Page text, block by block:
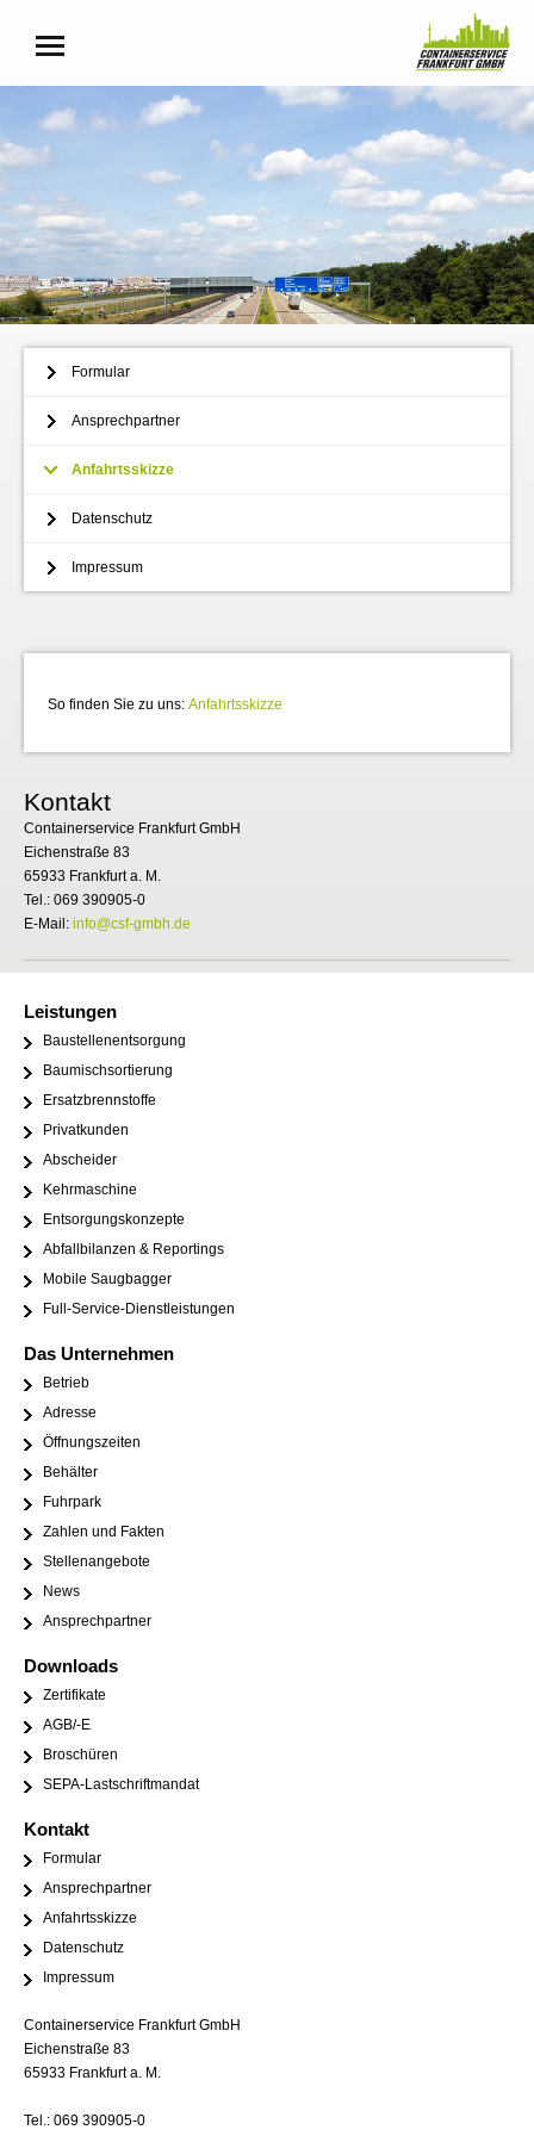
Formular
Ansprechpartner
Anfahrtsskizze
Datenschutz
Impressum
So finden Sie zu uns: Anfahrtsskizze
Kontakt
Containerservice Frankfurt GmbH
Eichenstraße 83
65933 Frankfurt a. M.
Tel.: 069 390905-0
E-Mail: info@csf-gmbh.de
Leistungen
Baustellenentsorgung
Baumischsortierung
Ersatzbrennstoffe
Privatkunden
Abscheider
Kehrmaschine
Entsorgungskonzepte
Abfallbilanzen & Reportings
Mobile Saugbagger
Full-Service-Dienstleistungen
Das Unternehmen
Betrieb
Adresse
Öffnungszeiten
Behälter
Fuhrpark
Zahlen und Fakten
Stellenangebote
News
Ansprechpartner
Downloads
Zertifikate
AGB/-E
Broschüren
SEPA-Lastschriftmandat
Kontakt
Formular
Ansprechpartner
Anfahrtsskizze
Datenschutz
Impressum
Containerservice Frankfurt GmbH
Eichenstraße 83
65933 Frankfurt a. M.
Tel.: 069 390905-0